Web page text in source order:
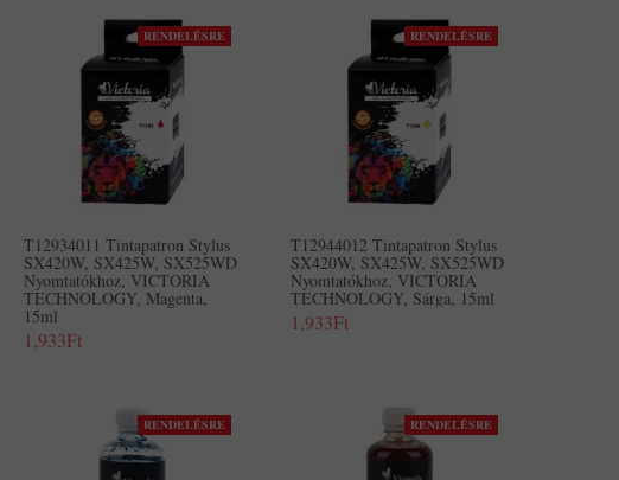
RENDELÉSRE
T12934011 Tintapatron Stylus
SX420W, SX425W, SX525WD
Nyomtatókhoz, VICTORIA
TECHNOLOGY, Magenta,
15ml
1,933Ft
RENDELÉSRE
T12944012 Tintapatron Stylus
SX420W, SX425W, SX525WD
Nyomtatókhoz, VICTORIA
TECHNOLOGY, Sárga, 15ml
1,933Ft
RENDELÉSRE RENDELÉSRE